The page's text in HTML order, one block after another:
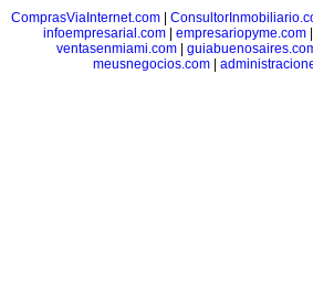
ComprasViaInternet.com
infoempresarial.com| empresariopyme.com
ventasenmiami.com|
meusnegocios.com|